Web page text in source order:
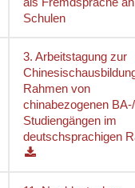
Schulen
3. Arbeitstagung zur
Rahmen von
chinabezogenen
Studiengängen im
deutschsprachigen